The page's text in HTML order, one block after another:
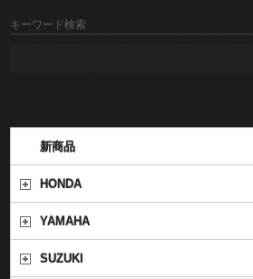
キーワード検索
新商品
HONDA
YAMAHA
SUZUKI